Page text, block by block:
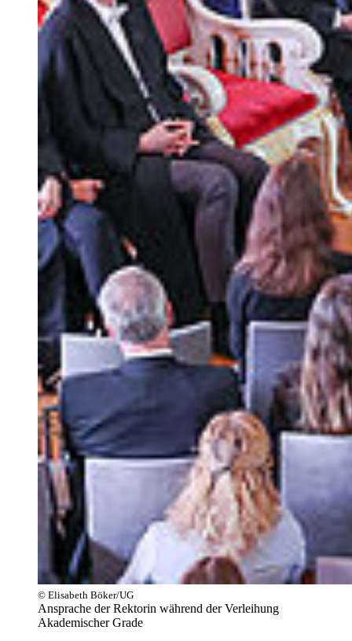
© Elisabeth Böker/UG
Ansprache der Rektorin während der Verleihung
Akademischer Grade